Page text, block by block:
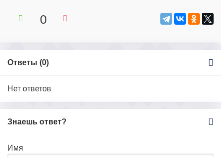
0
Ответы (0)
Нет ответов
Знаешь ответ?
Имя